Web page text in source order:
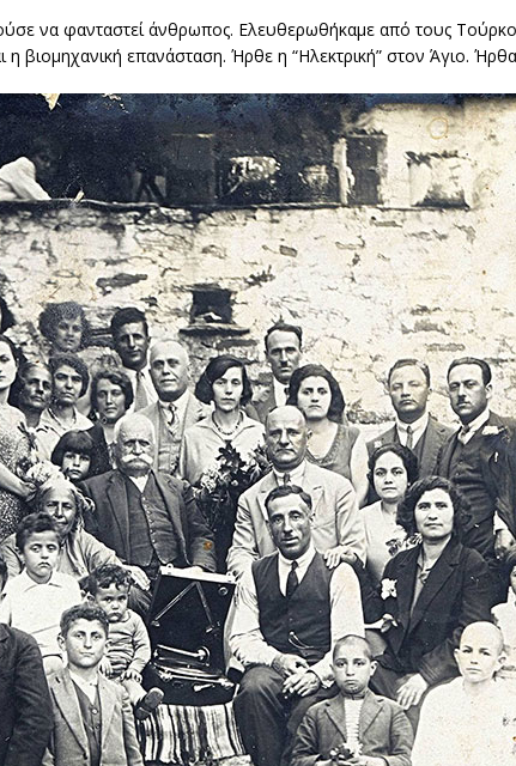
να φανταστεί άνθρωπος. Ελευθερωθήκαμε από τους
βιομηχανική επανάσταση. Ήρθε η “Ηλεκτρική” στον Άγιο.